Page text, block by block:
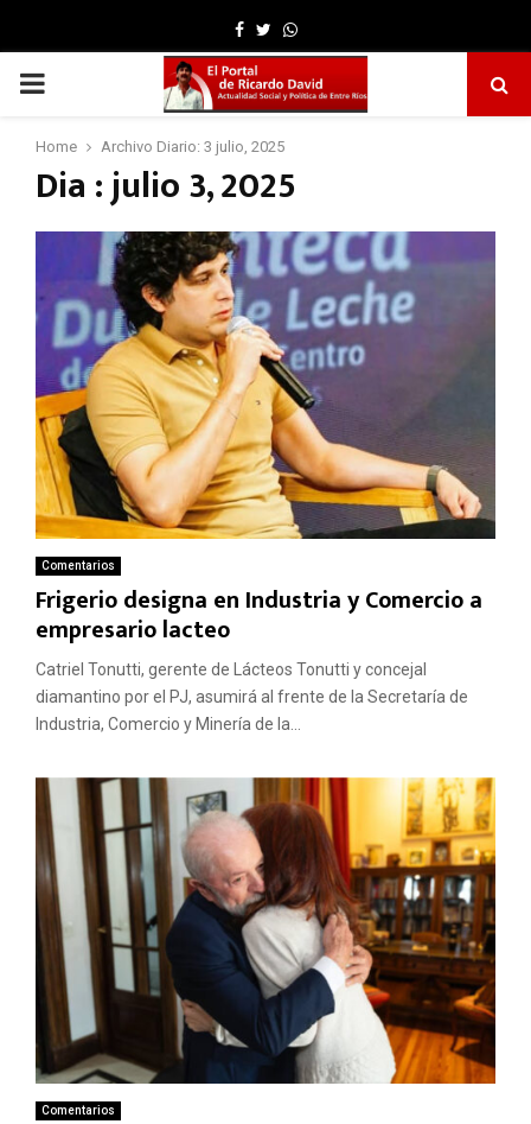
Facebook
TwitterWhatsapp
PRIMARY
MENU
Home Archivo Diario: 3 julio, 2025
Dia : julio 3, 2025
Comentarios
Frigerio designa en Industria y Comercio a
empresario lacteo
Catriel Tonutti, gerente de Lácteos Tonutti y concejal
diamantino por el PJ, asumirá al frente de la Secretaría de
Industria, Comercio y Minería de la...
Comentarios